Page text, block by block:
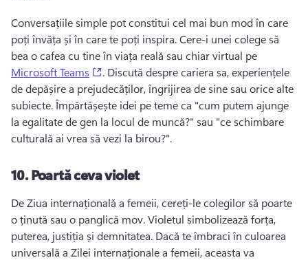
Conversațiile simple pot constitui cel mai bun mod în care
poți învăța și în care te poți inspira. Cere-i unei colege să
bea o cafea cu tine în viața reală sau chiar virtual pe
Microsoft Teams
(opens in a new tab)
. Discută despre cariera sa, experiențele
de depășire a prejudecăților, îngrijirea de sine sau orice alte
subiecte. Împărtășește idei pe teme ca "cum putem ajunge
la egalitate de gen la locul de muncă?" sau "ce schimbare
culturală ai vrea să vezi la birou?".
10.Poartă ceva violet
De Ziua internațională a femeii, cereți-le colegilor să poarte
o ținută sau o panglică mov. Violetul simbolizează forța,
puterea, justiția și demnitatea. Dacă te îmbraci în culoarea
universală a Zilei internaționale a femeii, aceasta va